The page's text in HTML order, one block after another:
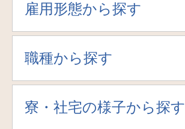
雇用形態から探す
職種から探す
寮・社宅の様子から探す